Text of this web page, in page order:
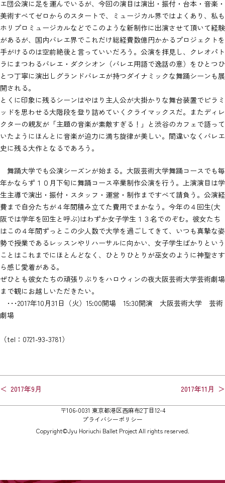
エ団公演に足を運んでいるが、今回の演目は演出・振付・台本・音楽・
美術すべてゼロからのスタートで、ミュージカル界ではよくあり、私も
ホリプロミュージカルなどでこのような新制作に出演させて頂いて経験
があるが、国内バレエ界でこれだけ総経費数億円かかるプロジェクトを
手がけるのは空前絶後と言っていいだろう。公演を拝見し、クレオパト
ラにまつわるバレエ・ダクシオン（バレエ用語で逸話の意）をひとつひ
とつ丁寧に演出しグランドバレエが持つダイナミックな舞踊シーンも展
開される。
とくに印象に残るシーンはやはり主人公が大掛かりな舞台装置でピラミ
ッドを思わせる大階段を登り詰めていくクライマックスだ。またディレ
クターの親友が「主題の音楽が素敵すぎる！」と渋谷のカフェで語って
いたようにほんとに音楽が迫力に満ち旋律が美しい。間違いなくバレエ
史に残る大作となるであろう。
舞踊大学でも公演シーズンが始まる。大阪芸術大学舞踊コースでも毎
年かならず１０月下旬に舞踊コース卒業制作公演を行う。上演演目は学
生主導で演出・振付・スタッフ・運営・制作まですべて請負う。公演経
費まで自分たちが４年間積み立てた費用でまかなう。今年の４回生(大
阪では学年を回生と呼ぶ)はわずか女子学生１３名でのぞむ。彼女たち
はこの４年間ずっとこの少人数で大学を過ごしてきて、いつも真摯な姿
勢で授業であるレッスンやリハーサルに向かい、女子学生ばかりという
ことはこれまでにほとんどなく、ひとりひとりが巫女のように神聖さす
ら感じ愛着がある。
ぜひとも彼女たちの頑張りぶりをハロウィンの夜大阪芸術大学芸術劇場
まで観にお越しいただきたい。
･･･2017年10月31日（火）15:00開場 15:30開演 大阪芸術大学 芸術
劇場
（tel：0721-93-3781）
投 2017年9月 2017年11月
〒106-0031 東京都港区西麻布2丁目12-4
プライバシーポリシー
Copyright©Jyu Horiuchi Ballet Project All rights reserved.